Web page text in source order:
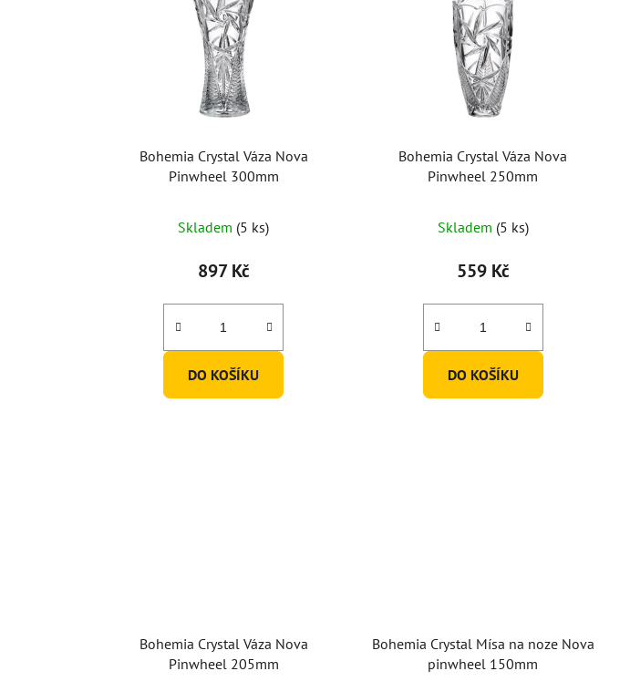
Bohemia Crystal Váza Nova
Pinwheel 300mm
Skladem (5 ks)
897 Kč
DO KOŠÍKU
Bohemia Crystal Váza Nova
Pinwheel 250mm
Skladem (5 ks)
559 Kč
DO KOŠÍKU
Bohemia Crystal Váza Nova
Pinwheel 205mm
Bohemia Crystal Mísa na noze Nova
pinwheel 150mm